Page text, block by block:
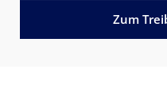
Zum